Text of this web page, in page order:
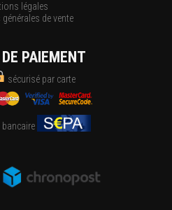
légales
de vente
PAIEMENT
sécurisé par carte